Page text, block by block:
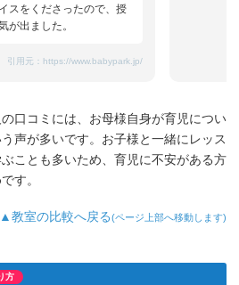
スをくださったので、授
が出ました。
引用元： https://www.babypark.jp/
口コミには、お母様自身が育児につい
声が多いです。お子様と一緒にレッス
ことも多いため、育児に不安がある方
す。
▲教室の比較へ戻る(ページ上部へ移動します)
方